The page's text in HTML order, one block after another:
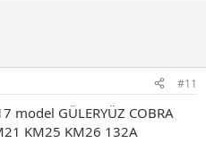
#11
model GÜLERYÜZ COBRA
KM25 KM26 132A